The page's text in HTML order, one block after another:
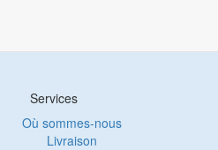
Services
Où sommes-nous
Livraison